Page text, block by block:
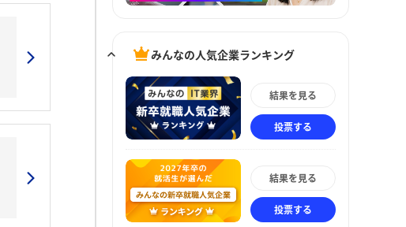
みんなの人気企業ランキング
結果を見る
投票する
結果を見る
投票する